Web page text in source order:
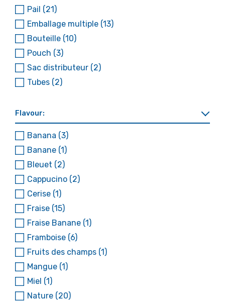
Pail (21)
Emballage multiple (13)
Bouteille (10)
Pouch (3)
Sac distributeur (2)
Tubes (2)
Flavour:
Banana (3)
Banane (1)
Bleuet (2)
Cappucino (2)
Cerise (1)
Fraise (15)
Fraise Banane (1)
Framboise (6)
Fruits des champs (1)
Mangue (1)
Miel (1)
Nature (20)